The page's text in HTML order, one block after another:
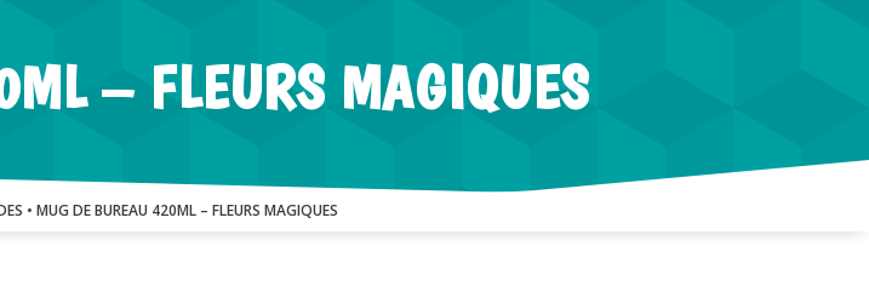
– FLEURS MAGIQUES
• MUG DE BUREAU 420ML – FLEURS MAGIQUES